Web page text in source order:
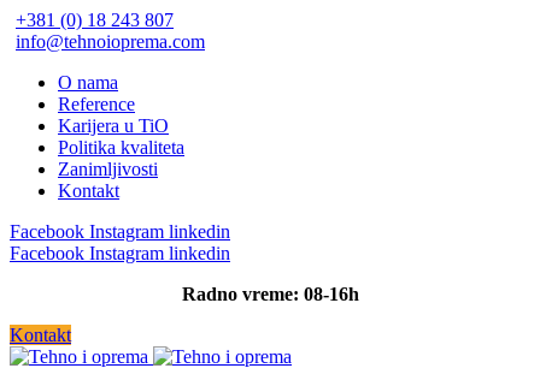
+381 (0) 18 243 807
info@tehnoioprema.com
O nama
Reference
Karijera u TiO
Politika kvaliteta
Zanimljivosti
Kontakt
Facebook Instagram linkedin
Facebook Instagram linkedin
Radno vreme: 08-16h
Kontakt